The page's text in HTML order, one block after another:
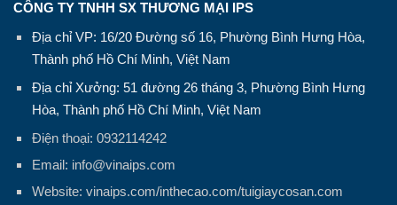
CÔNG TY TNHH SX THƯƠNG MẠI IPS
Địa chỉ VP: 16/20 Đường số 16, Phường Bình Hưng Hòa,
Thành phố Hồ Chí Minh, Việt Nam
Địa chỉ Xưởng: 51 đường 26 tháng 3, Phường Bình Hưng
Hòa, Thành phố Hồ Chí Minh, Việt Nam
Điện thoại: 0932114242
Email: info@vinaips.com
Website: vinaips.com/inthecao.com/tuigiaycosan.com